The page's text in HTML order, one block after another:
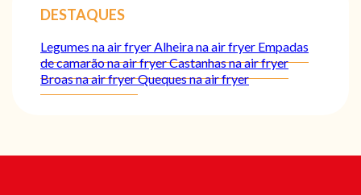
DESTAQUES
Legumes na air fryer Alheira na air fryer Empadas
de camarão na air fryerCastanhas na air fryer
Broas na air fryerQueques na air fryer